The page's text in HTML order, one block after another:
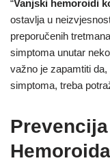
“Vanjski hemoroidi
ostavlja u
preporučenih
simptoma unutar
važno je zapamtiti
simptoma, treba
Hemoroida